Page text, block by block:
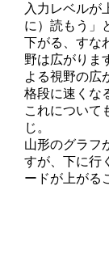
入力レベルが
に）読もう」
下がる、すな
野は広がりま
よる視野の広
格段に速くな
これについて
じ。
山形のグラフ
すが、下に行
ードが上がる